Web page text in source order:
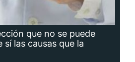
que no se puede
sí las causas que la